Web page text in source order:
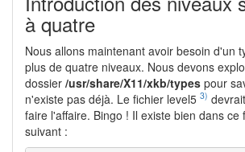
à quatre
Nous allons maintenant avoir besoin d'un
plus de quatre niveaux. Nous devons
dossier /usr/share/X11/xkb/types pour
n'existe pas déjà. Le fichier level5 3)
faire l'affaire. Bingo ! Il existe bien dans ce
suivant :